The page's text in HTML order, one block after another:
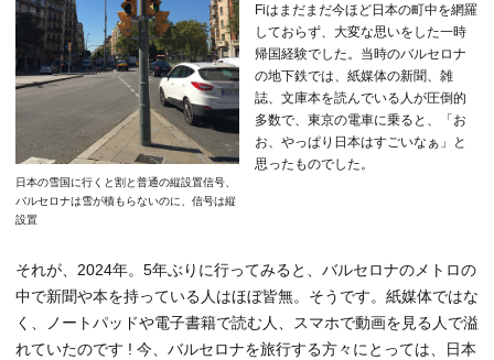
日本の雪国に行くと割と普通の縦設置信号、
バルセロナは雪が積もらないのに、信号は縦
設置
Fiはまだまだ今ほど日本の町中を網羅
しておらず、大変な思いをした一時
帰国経験でした。当時のバルセロナ
の地下鉄では、紙媒体の新聞、雑
誌、文庫本を読んでいる人が圧倒的
多数で、東京の電車に乗ると、「お
お、やっぱり日本はすごいなぁ」と
思ったものでした。
それが、2024年。5年ぶりに行ってみると、バルセロナのメトロの
中で新聞や本を持っている人はほぼ皆無。そうです。紙媒体ではな
く、ノートパッドや電子書籍で読む人、スマホで動画を見る人で溢
れていたのです ! 今、バルセロナを旅行する方々にとっては、日本